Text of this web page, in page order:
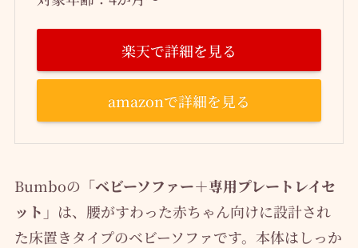
楽天で詳細を見る
amazonで詳細を見る
Bumboの 「ベビーソファー＋専用プレートレイセ
ット」 は、腰がすわった赤ちゃん向けに設計され
た床置きタイプのベビーソファです。本体はしっか